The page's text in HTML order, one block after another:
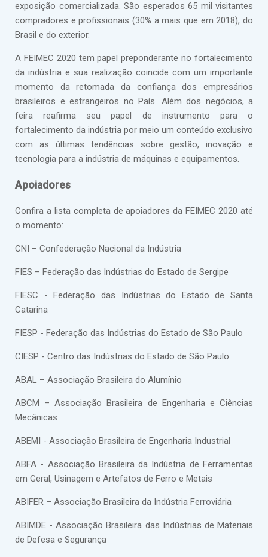
exposição comercializada. São esperados 65 mil visitantes
compradores e profissionais (30% a mais que em 2018), do
Brasil e do exterior.
A FEIMEC 2020 tem papel preponderante no fortalecimento
da indústria e sua realização coincide com um importante
momento da retomada da confiança dos empresários
brasileiros e estrangeiros no País. Além dos negócios, a
feira reafirma seu papel de instrumento para o
fortalecimento da indústria por meio um conteúdo exclusivo
com as últimas tendências sobre gestão, inovação e
tecnologia para a indústria de máquinas e equipamentos.
Apoiadores
Confira a lista completa de apoiadores da FEIMEC 2020 até
o momento:
CNI – Confederação Nacional da Indústria
FIES – Federação das Indústrias do Estado de Sergipe
FIESC - Federação das Indústrias do Estado de Santa
Catarina
FIESP - Federação das Indústrias do Estado de São Paulo
CIESP - Centro das Indústrias do Estado de São Paulo
ABAL – Associação Brasileira do Alumínio
ABCM – Associação Brasileira de Engenharia e Ciências
Mecânicas
ABEMI - Associação Brasileira de Engenharia Industrial
ABFA - Associação Brasileira da Indústria de Ferramentas
em Geral, Usinagem e Artefatos de Ferro e Metais
ABIFER – Associação Brasileira da Indústria Ferroviária
ABIMDE - Associação Brasileira das Indústrias de Materiais
de Defesa e Segurança